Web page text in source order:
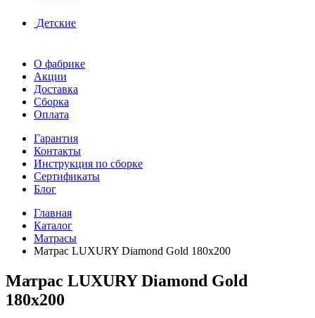
Детские
О фабрике
Акции
Доставка
Сборка
Оплата
Гарантия
Контакты
Инструкция по сборке
Сертификаты
Блог
Главная
Каталог
Матрасы
Матрас LUXURY Diamond Gold 180x200
Матрас LUXURY Diamond Gold
180x200